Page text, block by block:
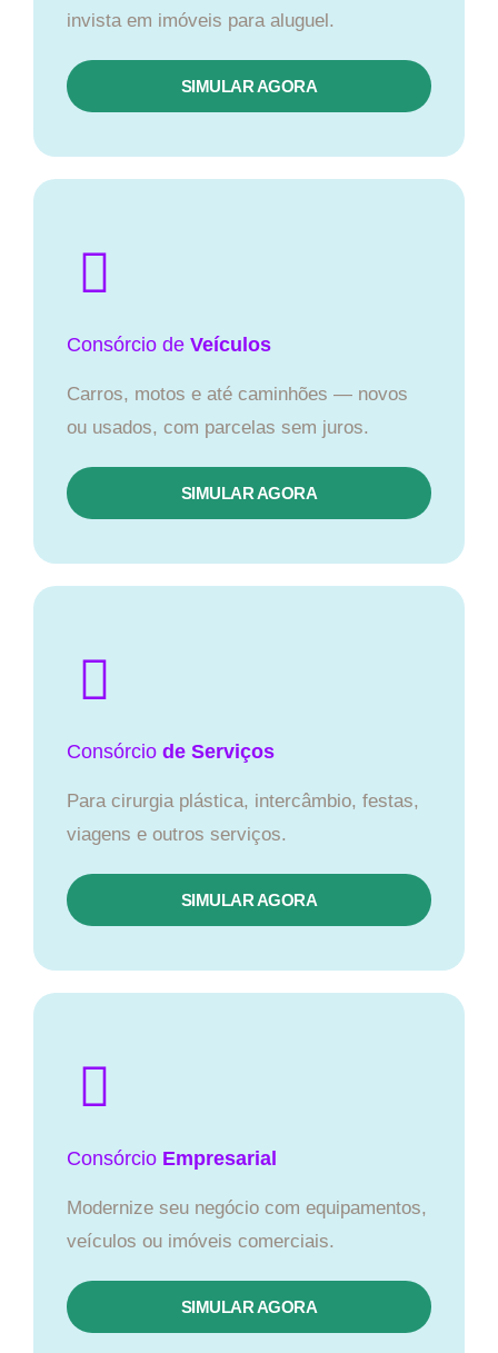
invista em imóveis para aluguel.
SIMULAR AGORA​
Consórcio de Veículos
Carros, motos e até caminhões — novos
ou usados, com parcelas sem juros.
SIMULAR AGORA
Consórcio de Serviços
Para cirurgia plástica, intercâmbio, festas,
viagens e outros serviços.
SIMULAR AGORA
Consórcio Empresarial
Modernize seu negócio com equipamentos,
veículos ou imóveis comerciais.
SIMULAR AGORA